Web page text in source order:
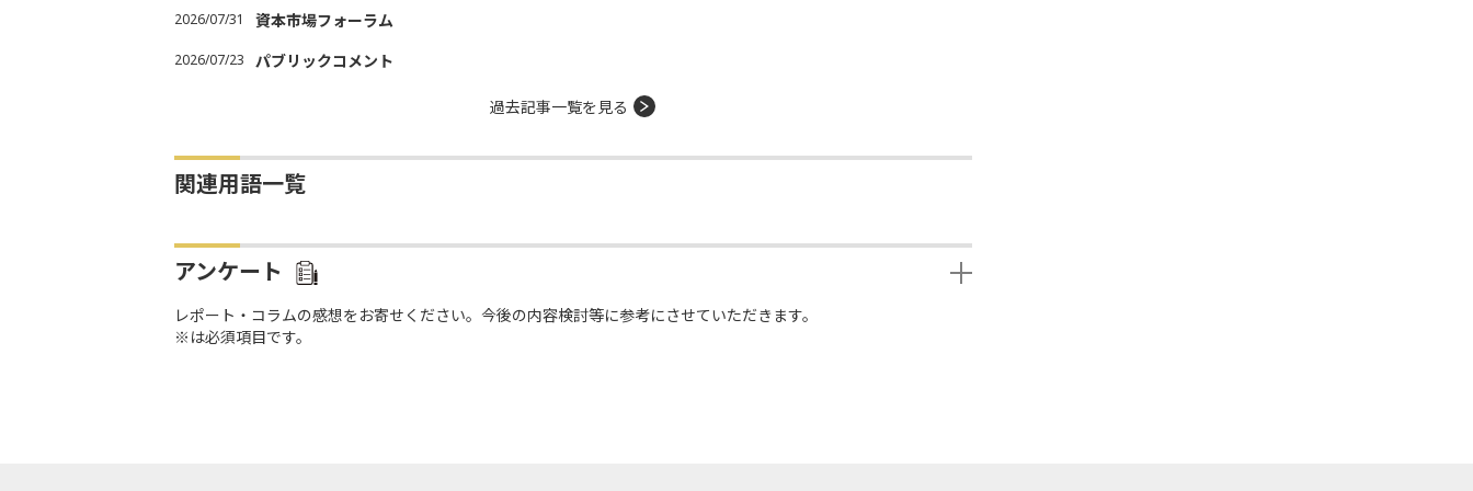
2026/07/31 資本市場フォーラム
2026/07/23 パブリックコメント
過去記事一覧を見る
関連用語一覧
アンケート
レポート・コラムの感想をお寄せください。今後の内容検討等に参考にさせていただきます。
※は必須項目です。